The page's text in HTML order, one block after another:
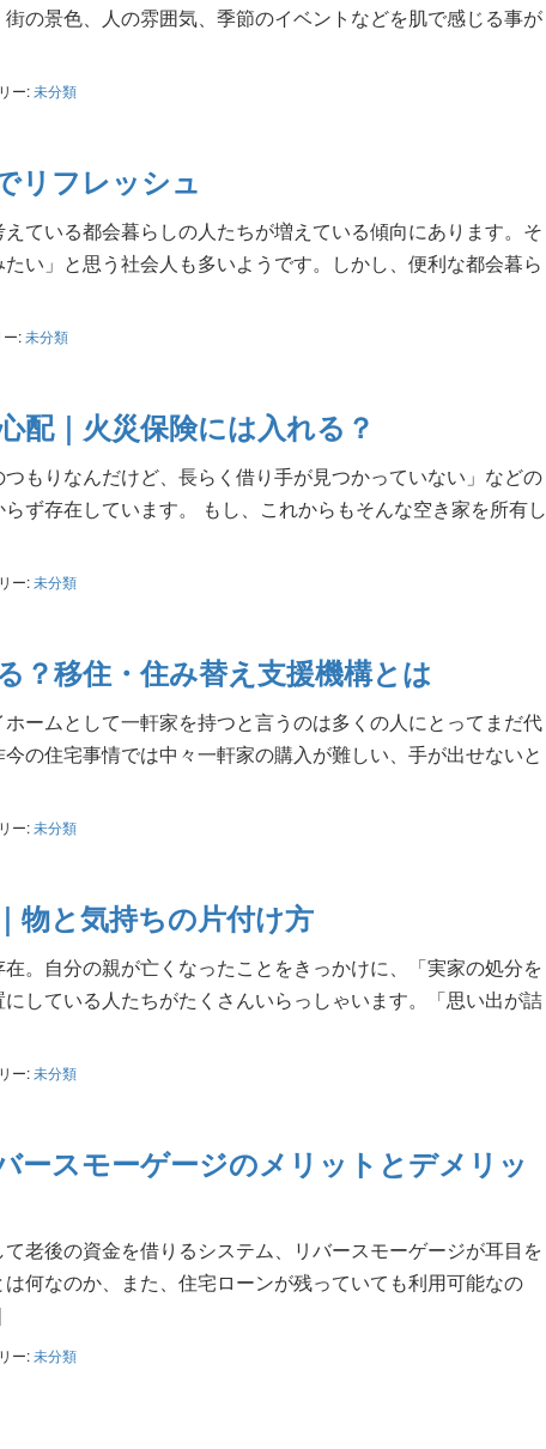
の景色、人の雰囲気、季節のイベントなどを肌で感じる事が
ー:未分類
リフレッシュ
ている都会暮らしの人たちが増えている傾向にあります。そ
い」と思う社会人も多いようです。しかし、便利な都会暮ら
ー:未分類
配｜火災保険には入れる？
もりなんだけど、長らく借り手が見つかっていない」などの
ず存在しています。 もし、これからもそんな空き家を所有し
ー:未分類
？移住・住み替え支援機構とは
ームとして一軒家を持つと言うのは多くの人にとってまだ代
の住宅事情では中々一軒家の購入が難しい、手が出せないと
ー:未分類
物と気持ちの片付け方
。自分の親が亡くなったことをきっかけに、「実家の処分を
している人たちがたくさんいらっしゃいます。「思い出が詰
ー:未分類
ースモーゲージのメリットとデメリッ
老後の資金を借りるシステム、リバースモーゲージが耳目を
何なのか、また、住宅ローンが残っていても利用可能なの
ー:未分類